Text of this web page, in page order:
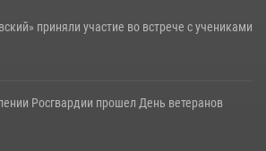
приняли участие во встрече с учениками
Росгвардии прошел День ветеранов